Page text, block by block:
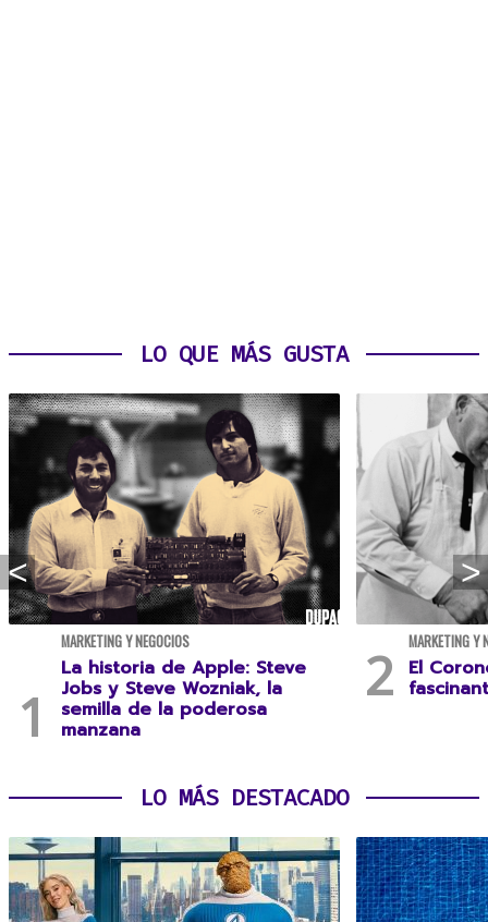
LO QUE MÁS GUSTA
MARKETING Y NEGOCIOS
La historia de Apple: Steve
Jobs y Steve Wozniak, la
semilla de la poderosa
manzana
MARKETING Y
El
LO MÁS DESTACADO